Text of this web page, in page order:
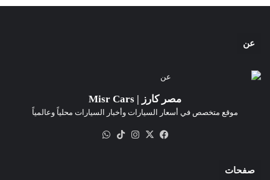
عن
مصر كارز | Misr Cars
موقع متخصص في أسعار السيارات وأخبار السيارات محلياً وعالمياً
فيسبوك
‫X انستقرام‫TikTok
صفحات